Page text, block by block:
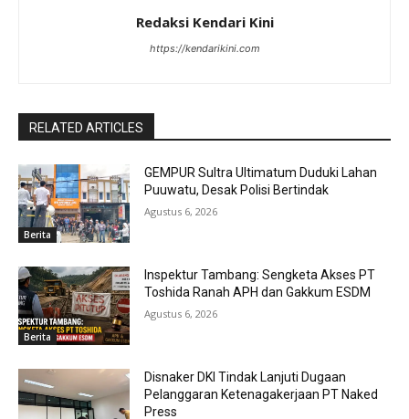
Redaksi Kendari Kini
https://kendarikini.com
RELATED ARTICLES
Berita
GEMPUR Sultra Ultimatum Duduki Lahan
Puuwatu, Desak Polisi Bertindak
Agustus 6, 2026
Berita
Inspektur Tambang: Sengketa Akses PT
Toshida Ranah APH dan Gakkum ESDM
Agustus 6, 2026
Disnaker DKI Tindak Lanjuti Dugaan
Pelanggaran Ketenagakerjaan PT Naked
Press